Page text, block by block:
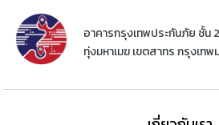
อาคารกรุงเทพประกันภัย ชั้น
ทุ่งมหาเมฆ เขตสาทร กรุงเทพ